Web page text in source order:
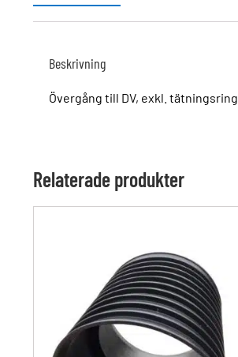
Beskrivning
Övergång till DV, exkl. tätningsring.
Relaterade produkter